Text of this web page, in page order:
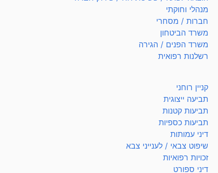
מנהלי וחוקתי
חברות / מסחרי
משרד הביטחון
משרד הפנים / הגירה
רשלנות רפואית
קניין רוחני
תביעה ייצוגית
תביעות קטנות
תביעות כספיות
דיני עמותות
שיפוט צבאי / לענייני צבא
זכויות רפואיות
דיני ספורט